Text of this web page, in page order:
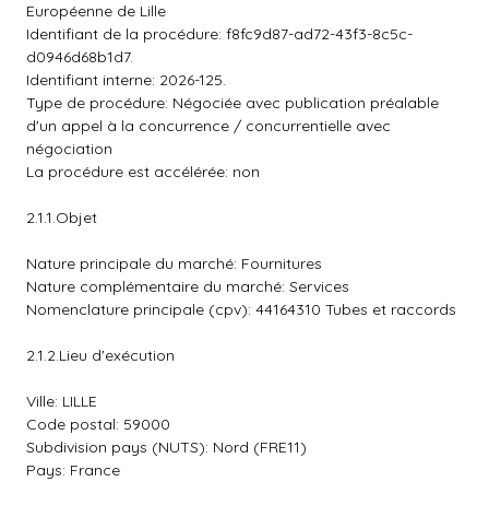
Européenne de Lille
Identifiant de la procédure: f8fc9d87-ad72-43f3-8c5c-
d0946d68b1d7.
Identifiant interne: 2026-125.
Type de procédure: Négociée avec publication préalable
d'un appel à la concurrence / concurrentielle avec
négociation
La procédure est accélérée: non
2.1.1.Objet
Nature principale du marché: Fournitures
Nature complémentaire du marché: Services
Nomenclature principale (cpv): 44164310 Tubes et raccords
2.1.2.Lieu d'exécution
Ville: LILLE
Code postal: 59000
Subdivision pays (NUTS): Nord (FRE11)
Pays: France